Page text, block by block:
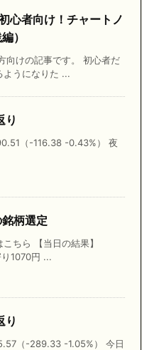
心者向け！チャートノ
）
向けの記事です。 初心者だ
ようになりた ...
（-116.38 -0.43%） 夜
柄選定
ちら 【当日の結果】
1070円 ...
（-289.33 -1.05%） 今日